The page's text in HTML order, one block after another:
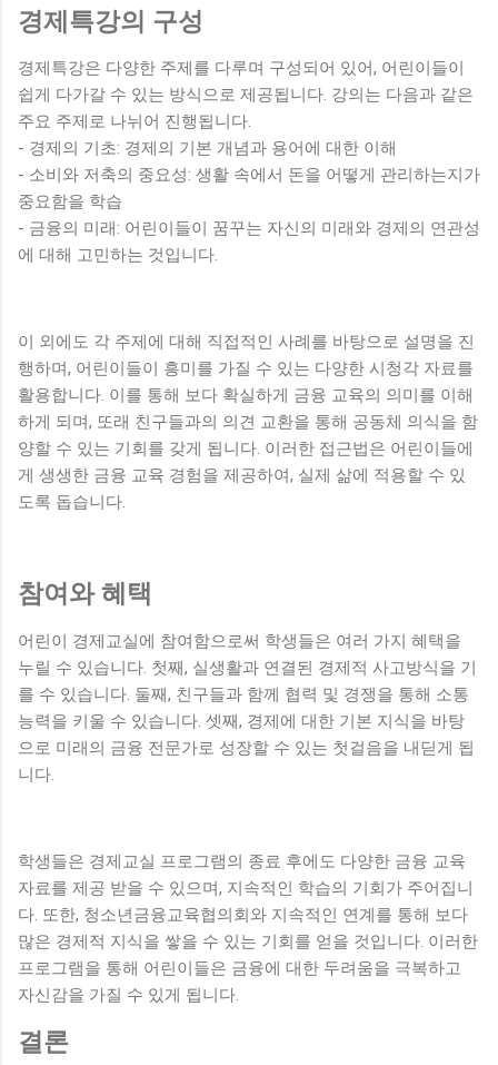
경제특강의 구성
경제특강은 다양한 주제를 다루며 구성되어 있어, 어린이들이
쉽게 다가갈 수 있는 방식으로 제공됩니다. 강의는 다음과 같은
주요 주제로 나뉘어 진행됩니다.
- 경제의 기초: 경제의 기본 개념과 용어에 대한 이해
- 소비와 저축의 중요성: 생활 속에서 돈을 어떻게 관리하는지가
중요함을 학습
- 금융의 미래: 어린이들이 꿈꾸는 자신의 미래와 경제의 연관성
에 대해 고민하는 것입니다.
이 외에도 각 주제에 대해 직접적인 사례를 바탕으로 설명을 진
행하며, 어린이들이 흥미를 가질 수 있는 다양한 시청각 자료를
활용합니다. 이를 통해 보다 확실하게 금융 교육의 의미를 이해
하게 되며, 또래 친구들과의 의견 교환을 통해 공동체 의식을 함
양할 수 있는 기회를 갖게 됩니다. 이러한 접근법은 어린이들에
게 생생한 금융 교육 경험을 제공하여, 실제 삶에 적용할 수 있
도록 돕습니다.
참여와 혜택
어린이 경제교실에 참여함으로써 학생들은 여러 가지 혜택을
누릴 수 있습니다. 첫째, 실생활과 연결된 경제적 사고방식을 기
를 수 있습니다. 둘째, 친구들과 함께 협력 및 경쟁을 통해 소통
능력을 키울 수 있습니다. 셋째, 경제에 대한 기본 지식을 바탕
으로 미래의 금융 전문가로 성장할 수 있는 첫걸음을 내딛게 됩
니다.
학생들은 경제교실 프로그램의 종료 후에도 다양한 금융 교육
자료를 제공 받을 수 있으며, 지속적인 학습의 기회가 주어집니
다. 또한, 청소년금융교육협의회와 지속적인 연계를 통해 보다
많은 경제적 지식을 쌓을 수 있는 기회를 얻을 것입니다. 이러한
프로그램을 통해 어린이들은 금융에 대한 두려움을 극복하고
자신감을 가질 수 있게 됩니다.
결론